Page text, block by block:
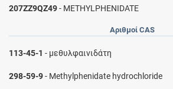
207ZZ9QZ49- METHYLPHENIDATE
Αριθμοί CAS
113-45-1 - μεθυλφαινιδάτη
298-59-9- Methylphenidate hydrochloride